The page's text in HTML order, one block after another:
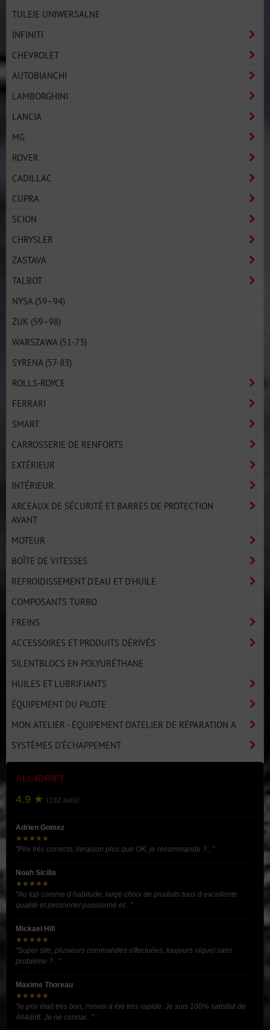
TULEJE UNIWERSALNE
INFINITI
CHEVROLET
AUTOBIANCHI
LAMBORGHINI
LANCIA
MG
ROVER
CADILLAC
CUPRA
SCION
CHRYSLER
ZASTAVA
TALBOT
NYSA (59–94)
ŻUK (59–98)
WARSZAWA (51-73)
SYRENA (57-83)
ROLLS-ROYCE
FERRARI
SMART
CARROSSERIE DE RENFORTS
EXTÉRIEUR
INTÉRIEUR
ARCEAUX DE SÉCURITÉ ET BARRES DE PROTECTION
AVANT
MOTEUR
BOÎTE DE VITESSES
REFROIDISSEMENT D'EAU ET D'HUILE
COMPOSANTS TURBO
FREINS
ACCESSOIRES ET PRODUITS DÉRIVÉS
SILENTBLOCS EN POLYURÉTHANE
HUILES ET LUBRIFIANTS
ÉQUIPEMENT DU PILOTE
MON ATELIER - ÉQUIPEMENT D'ATELIER DE RÉPARATION A
SYSTÈMES D'ÉCHAPPEMENT
ALL4DRIFT
4.9 ★ (182 avis)
Adrien Gomez
★★★★★
"Prix très corrects, livraison plus que OK, je recommande ?..."
Noah Sicilia
★★★★★
"Au top comme d habitude, large choix de produits tous d excellente
qualité et personnel passionné et..."
Mickael Hill
★★★★★
"Super site, plusieurs commandes effectuées, toujours niquel sans
problème ?..."
Maxime Thoreau
★★★★★
"le prix était très bon, l'envoi a été très rapide. Je suis 100% satisfait de
All4drift. Je ne connai..."